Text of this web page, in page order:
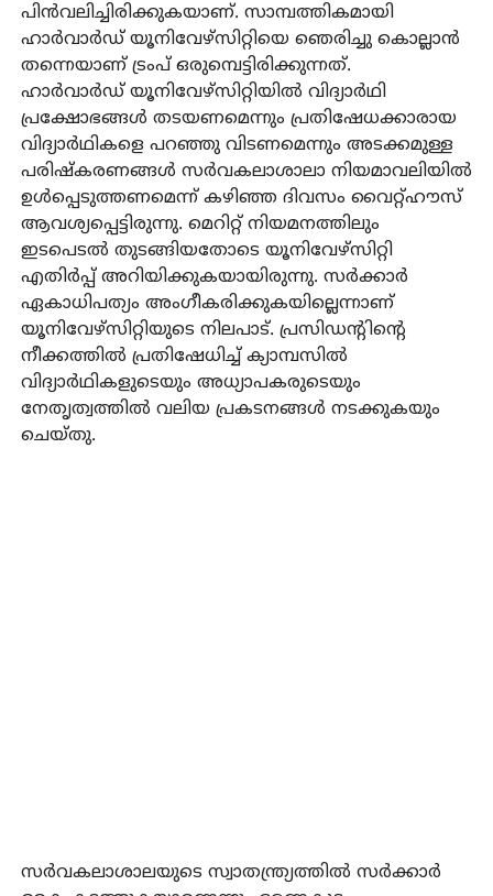
പിന്‍വലിച്ചിരിക്കുകയാണ്. സാമ്പത്തികമായി
ഹാര്‍വാര്‍ഡ് യൂനിവേഴ്‌സിറ്റിയെ ഞെരിച്ചു കൊല്ലാന്‍
തന്നെയാണ് ട്രംപ് ഒരുമ്പെട്ടിരിക്കുന്നത്.
ഹാര്‍വാര്‍ഡ് യൂനിവേഴ്‌സിറ്റിയില്‍ വിദ്യാര്‍ഥി
പ്രക്ഷോഭങ്ങള്‍ തടയണമെന്നും പ്രതിഷേധക്കാരായ
വിദ്യാര്‍ഥികളെ പറഞ്ഞു വിടണമെന്നും അടക്കമുള്ള
പരിഷ്‌കരണങ്ങള്‍ സര്‍വകലാശാലാ നിയമാവലിയില്‍
ഉള്‍പ്പെടുത്തണമെന്ന് കഴിഞ്ഞ ദിവസം വൈറ്റ്ഹൗസ്
ആവശ്യപ്പെട്ടിരുന്നു. മെറിറ്റ് നിയമനത്തിലും
ഇടപെടല്‍ തുടങ്ങിയതോടെ യൂനിവേഴ്‌സിറ്റി
എതിര്‍പ്പ് അറിയിക്കുകയായിരുന്നു. സര്‍ക്കാര്‍
ഏകാധിപത്യം അംഗീകരിക്കുകയില്ലെന്നാണ്
യൂനിവേഴ്‌സിറ്റിയുടെ നിലപാട്. പ്രസിഡന്റിന്റെ
നീക്കത്തില്‍ പ്രതിഷേധിച്ച് ക്യാമ്പസില്‍
വിദ്യാര്‍ഥികളുടെയും അധ്യാപകരുടെയും
നേതൃത്വത്തില്‍ വലിയ പ്രകടനങ്ങള്‍ നടക്കുകയും
ചെയ്തു.
സര്‍വകലാശാലയുടെ സ്വാതന്ത്ര്യത്തില്‍ സര്‍ക്കാര്‍